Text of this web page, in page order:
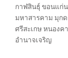
กาฬสินธุ์ ขอนแก่
มหาสารคาม มุกด
ศรีสะเกษ หนอง
อำนาจเจริญ